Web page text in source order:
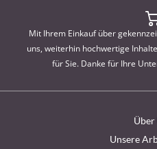
Mit Ihrem Einkauf über
uns, weiterhin hochwertige
für Sie. Danke für Ihre
Über
Unsere